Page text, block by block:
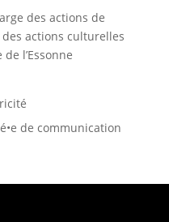
des actions de
actions culturelles
l’Essonne
de communication